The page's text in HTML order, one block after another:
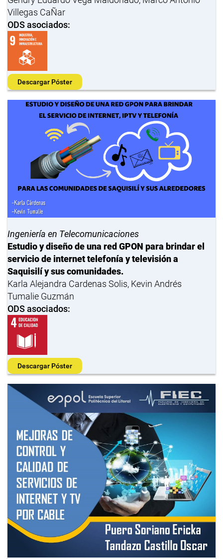
Villegas CaÑar
ODS asociados:
Descargar Póster
Ingeniería en Telecomunicaciones
Estudio y diseño de una red GPON para brindar el
servicio de internet telefonía y televisión a
Saquisilí y sus comunidades.
Karla Alejandra Cardenas Solis, Kevin Andrés
Tumalie Guzmán
ODS asociados:
Descargar Póster